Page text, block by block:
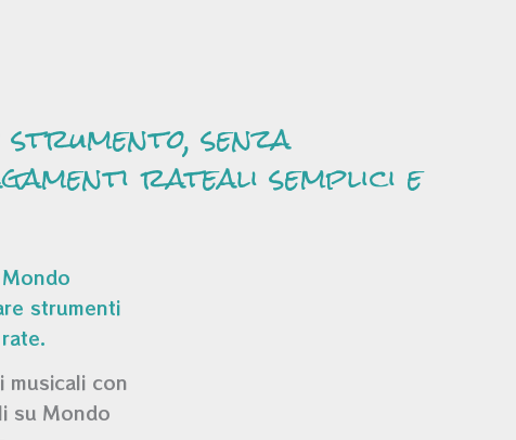
senza
rateali semplici e
musicali con
su Mondo